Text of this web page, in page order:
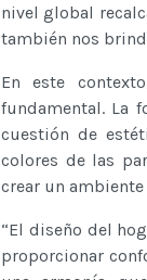
nivel global
también nos
En este
fundamental. La
cuestión de
colores de las
crear un
“El diseño del
proporcionar